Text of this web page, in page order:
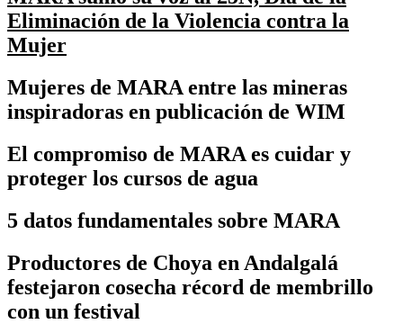
Eliminación de la Violencia contra la
Mujer
Mujeres de MARA entre las mineras
inspiradoras en publicación de WIM
El compromiso de MARA es cuidar y
proteger los cursos de agua
5 datos fundamentales sobre MARA
Productores de Choya en Andalgalá
festejaron cosecha récord de membrillo
con un festival